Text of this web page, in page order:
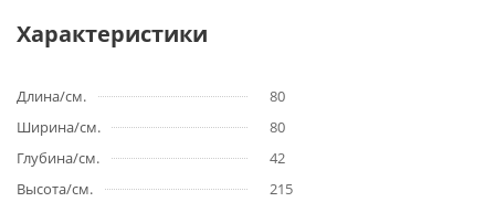
Характеристики
Длина/см.
80
Ширина/см.
80
Глубина/см.
42
Высота/см.
215